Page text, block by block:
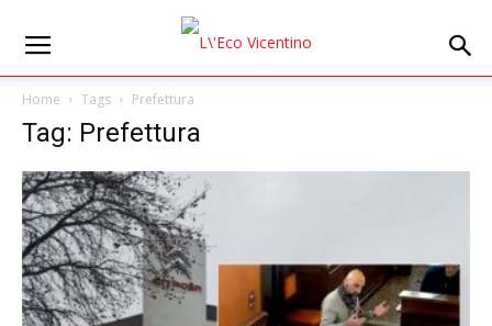
Home Tags Prefettura
Tag: Prefettura